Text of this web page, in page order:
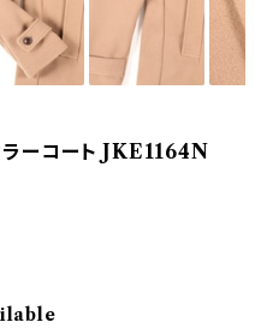
ラーコート JKE1164N